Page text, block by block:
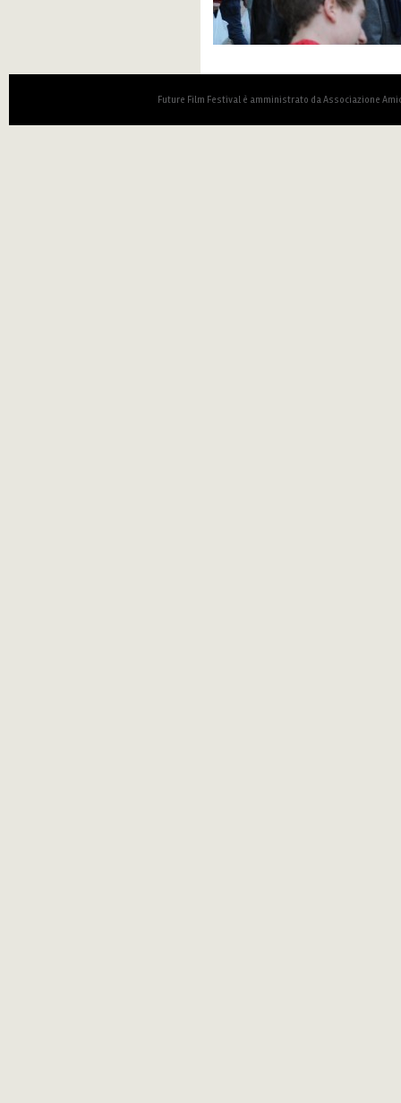
Future Film Festival è amministrato da Associazione